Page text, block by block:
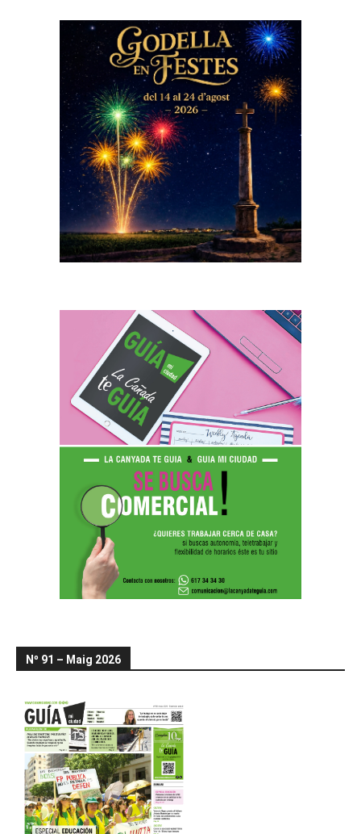
Nº 91 – Maig 2026